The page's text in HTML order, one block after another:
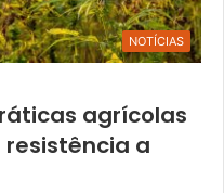
NOTÍCIAS
agrícolas
a